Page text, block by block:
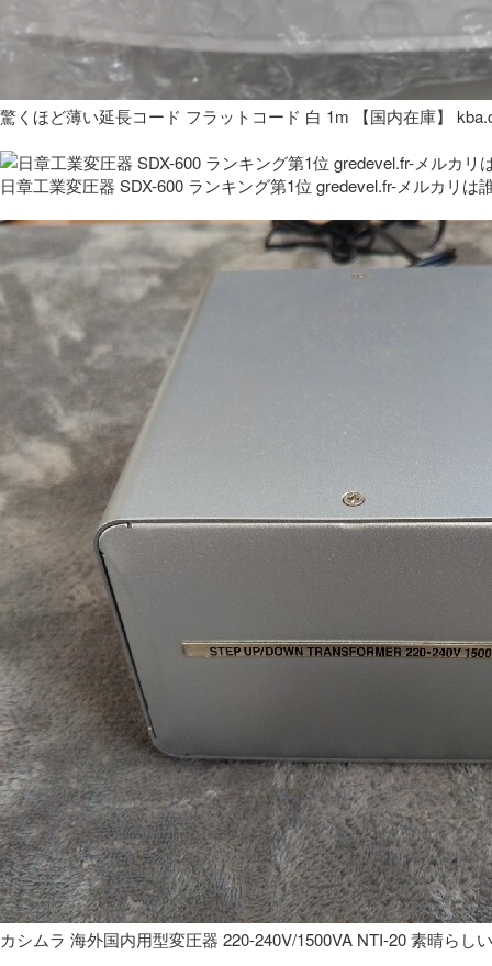
驚くほど薄い延長コード フラットコード 白 1m 【国内在庫】
日章工業変圧器 SDX-600 ランキング第1位 gredevel.fr-メルカリは
カシムラ 海外国内用型変圧器 220-240V/1500VA NTI-20 素晴らし